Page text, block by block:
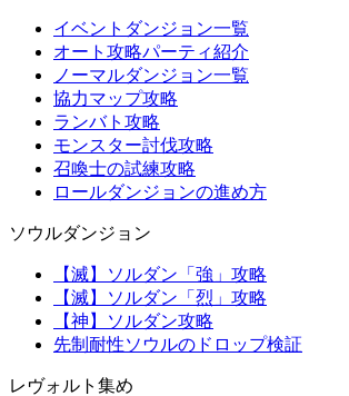
イベントダンジョン一覧
オート攻略パーティ紹介
ノーマルダンジョン一覧
協力マップ攻略
ランバト攻略
モンスター討伐攻略
召喚士の試練攻略
ロールダンジョンの進め方
ソウルダンジョン
【滅】ソルダン「強」攻略
【滅】ソルダン「烈」攻略
【神】ソルダン攻略
先制耐性ソウルのドロップ検証
レヴォルト集め